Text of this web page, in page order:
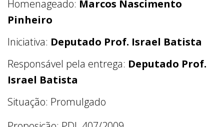
Homenageado: Marcos Nascimento
Pinheiro
Iniciativa: Deputado Prof. Israel Batista
Responsável pela entrega: Deputado Prof.
Israel Batista
Situação: Promulgado